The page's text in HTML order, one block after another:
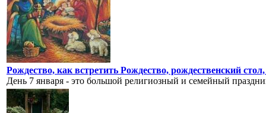
Рождество, как встретить Рождество, рождественский
День 7 января - это большой религиозный и семейный